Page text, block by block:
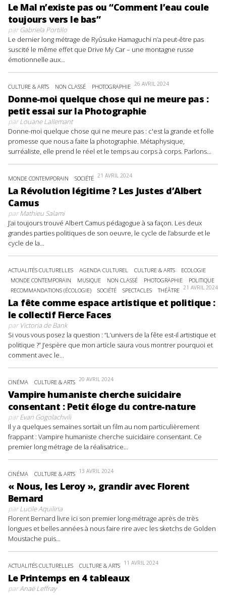
Le Mal n’existe pas ou “Comment l’eau coule
toujours vers le bas”
parGabriela Portillo
Le dernier long métrage de Ryûsuke Hamaguchi n’a peut-être pas
suscité le même effet que Drive My Car – une montagne russe
émotionnelle aux...
CULTURE & ARTS NON CLASSÉ PHOTOGRAPHIE 26 AVRIL 2024
Donne-moi quelque chose qui ne meure pas :
petit essai sur la Photographie
parLouane Lallemant
Donne-moi quelque chose qui ne meure pas : c'est la grande et folle
promesse que nous a faite la photographie. Métaphysique,
surréaliste, elle prend le réel et le temps au corps à corps. Parlons...
MONDE CONTEMPORAIN SOCIÉTÉ 21 AVRIL 2024
La Révolution légitime ? Les Justes d’Albert
Camus
parMathieu Salami
J’ai toujours trouvé Albert Camus pédagogue à sa façon. Les deux
grandes parties politiques de son oeuvre, le cycle de l’absurde et le
cycle de la...
ACTUALITÉS CULTURELLES AGENDA CULTUREL CULTURE & ARTS
ECOLOGIE
MONDE CONTEMPORAIN
MUSIQUE NON CLASSÉ PHOTOGRAPHIE
POLITIQUE
RECOMMANDATIONS (ÉCOLOGIE)
SOCIÉTÉ SPECTACLES THÉÂTRE 21 AVRIL 2024
La fête comme espace artistique et politique :
le collectif Fierce Faces
parVictoria de Bank
Si vous vous posez la question : “L’univers de la fête est-il artistique et
politique ?” J’espère que mon article saura vous montrer pourquoi et
comment avec le...
CINÉMA CULTURE & ARTS 20 AVRIL 2024
Vampire humaniste cherche suicidaire
consentant : Petit éloge du contre-nature
parEvan Gogolachvili
Il y a quelques semaines sortait un film au nom particulièrement
frappant : Vampire humaniste cherche suicidaire consentant. Ce
premier long métrage de la réalisatrice...
CINÉMA CULTURE & ARTS 13 AVRIL 2024
« Nous, les Leroy », grandir avec Florent
Bernard
parLucile Aquilina
Florent Bernard livre ici son premier long-métrage après de très
longues et belles années à nous faire rire avec les sketchs de Golden
Moustache puis...
ACTUALITÉS CULTURELLES CULTURE & ARTS 11 AVRIL 2024
Le Printemps en 4 tableaux
parAnaë Leffray